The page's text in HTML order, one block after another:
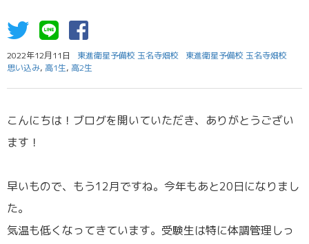
2022年12月11日 東進衛星予備校 玉名寺畑校
東進衛星予備校 玉名寺畑校
思い込み, 高1生, 高2生
こんにちは！ブログを開いていただき、ありがとうござい
ます！
早いもので、もう12月ですね。今年もあと20日になりまし
た。
気温も低くなってきています。受験生は特に体調管理しっ